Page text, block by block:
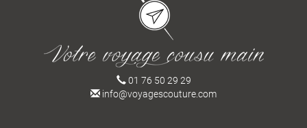
01 76 50 29 29
info@voyagescouture.com